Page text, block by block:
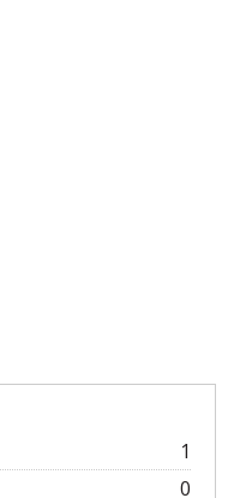
1
0